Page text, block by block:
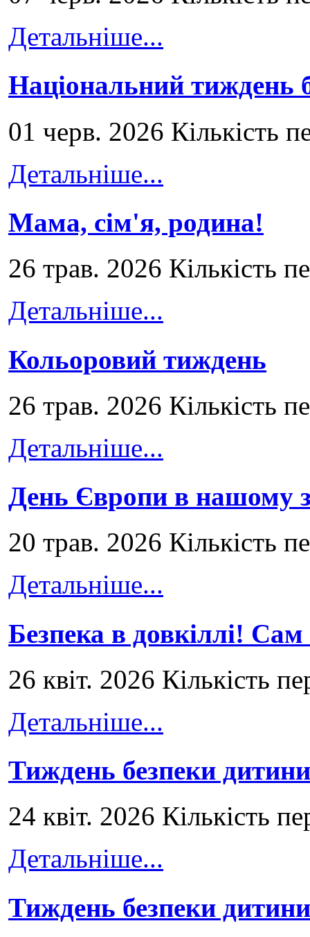
Детальніше...
Національний тиждень
01 черв. 2026 Кількість
Детальніше...
Мама, сім'я, родина!
26 трав. 2026 Кількість
Детальніше...
Кольоровий тиждень
26 трав. 2026 Кількість
Детальніше...
День Європи в нашому
20 трав. 2026 Кількість
Детальніше...
Безпека в довкіллі!
26 квіт. 2026 Кількість
Детальніше...
Тиждень безпеки
24 квіт. 2026 Кількість
Детальніше...
Тиждень безпеки